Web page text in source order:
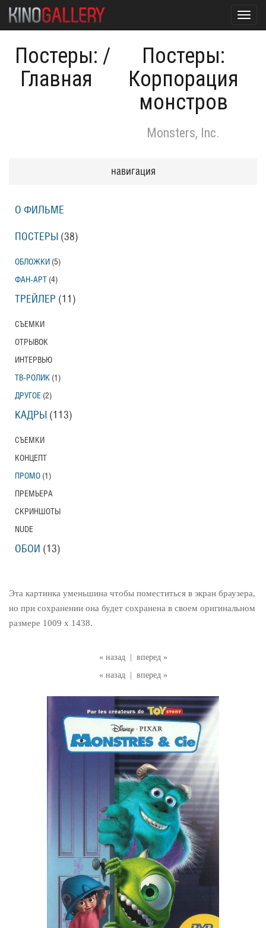
Постеры:
Главная
/
Постеры:
Корпорация
монстров
Monsters, Inc.
« назад
вперед »
« назад
вперед »
Эта картинка уменьшина чтобы поместиться в экран браузера,
но при сохранении она будет сохранена в своем оригинальном
размере 1009 x 1438.
навигация
О ФИЛЬМЕ
ПОСТЕРЫ (38)
ОБЛОЖКИ (5)
ФАН-АРТ (4)
ТРЕЙЛЕР (11)
СЪЕМКИ
ОТРЫВОК
ИНТЕРВЬЮ
ТВ-РОЛИК (1)
ДРУГОЕ (2)
КАДРЫ (113)
СЪЕМКИ
КОНЦЕПТ
ПРОМО (1)
ПРЕМЬЕРА
СКРИНШОТЫ
NUDE
ОБОИ (13)